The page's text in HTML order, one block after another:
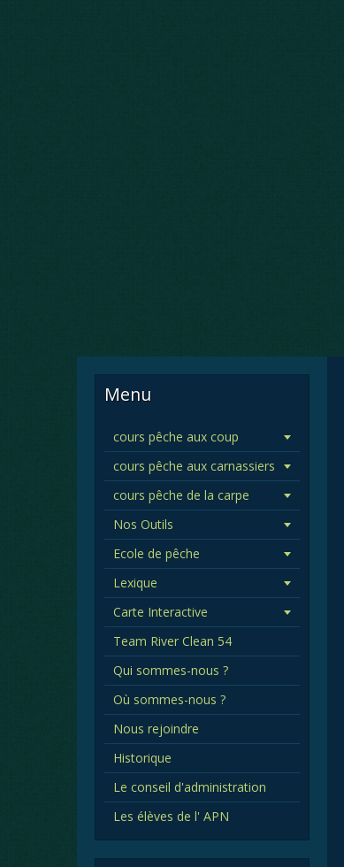
Menu
cours pêche aux coup
cours pêche aux carnassiers
cours pêche de la carpe
Nos Outils
Ecole de pêche
Lexique
Carte Interactive
Team River Clean 54
Qui sommes-nous ?
Où sommes-nous ?
Nous rejoindre
Historique
Le conseil d'administration
Les élèves de l' APN